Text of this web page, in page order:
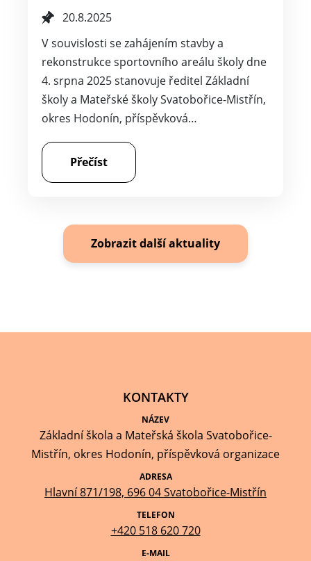
20.8.2025
V souvislosti se zahájením stavby a
rekonstrukce sportovního areálu školy dne
4. srpna 2025 stanovuje ředitel Základní
školy a Mateřské školy Svatobořice-Mistřín,
okres Hodonín, příspěvková…
Přečíst
Zobrazit další aktuality
KONTAKTY
NÁZEV
Základní škola a Mateřská škola Svatobořice-
Mistřín, okres Hodonín, příspěvková organizace
ADRESA
Hlavní 871/198, 696 04 Svatobořice-Mistřín
TELEFON
+420 518 620 720
E-MAIL